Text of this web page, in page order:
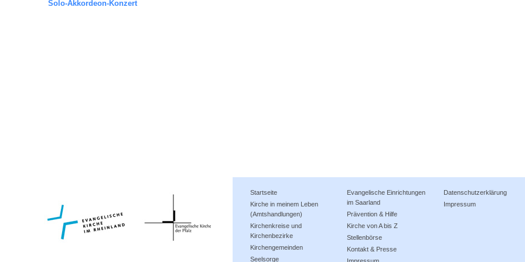
Solo-Akkordeon-Konzert
Startseite
Kirche in meinem Leben
(Amtshandlungen)
Kirchenkreise und
Kirchenbezirke
Kirchengemeinden
Seelsorge
Evangelische Einrichtungen
im Saarland
Prävention & Hilfe
Kirche von A bis Z
Stellenbörse
Kontakt & Presse
Datenschutzerklärung
Impressum